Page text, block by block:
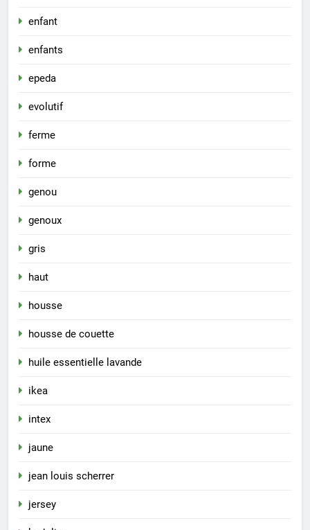
enfant
enfants
epeda
evolutif
ferme
forme
genou
genoux
gris
haut
housse
housse de couette
huile essentielle lavande
ikea
intex
jaune
jean louis scherrer
jersey